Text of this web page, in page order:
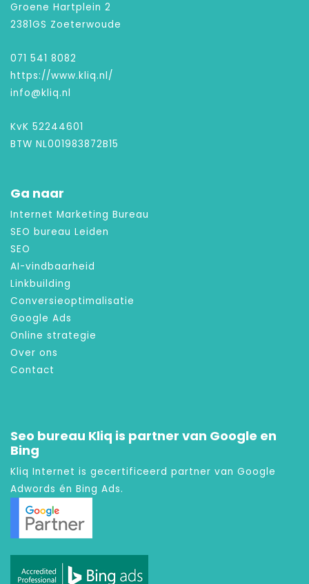
Groene Hartplein 2
2381GS Zoeterwoude
071 541 8082
https://www.kliq.nl/
info@kliq.nl
KvK 52244601
BTW NL001983872B15
Ga naar
Internet Marketing Bureau
SEO bureau Leiden
SEO
AI-vindbaarheid
Linkbuilding
Conversieoptimalisatie
Google Ads
Online strategie
Over ons
Contact
Seo bureau Kliq is partner van Google en
Bing
Kliq Internet is gecertificeerd partner van Google
Adwords én Bing Ads.